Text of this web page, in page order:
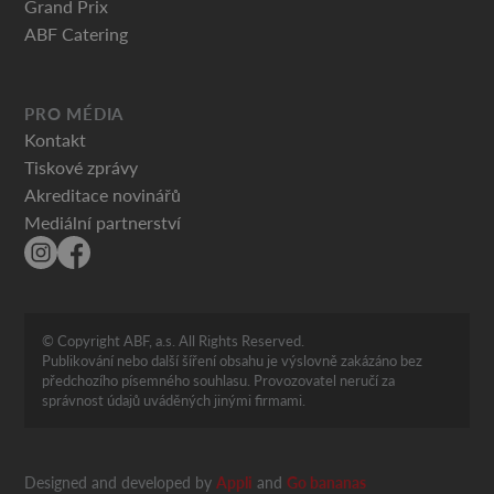
Grand Prix
ABF Catering
PRO MÉDIA
Kontakt
Tiskové zprávy
Akreditace novinářů
Mediální partnerství
© Copyright ABF, a.s. All Rights Reserved.
Publikování nebo další šíření obsahu je výslovně zakázáno bez
předchozího písemného souhlasu. Provozovatel neručí za
správnost údajů uváděných jinými firmami.
Designed and developed byAppli andGo bananas